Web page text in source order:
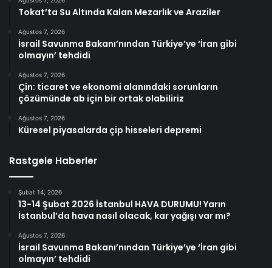
Tokat’ta Su Altında Kalan Mezarlık ve Araziler
Ağustos 7, 2026
İsrail Savunma Bakanı’nından Türkiye’ye ‘İran gibi
olmayın’ tehdidi
Ağustos 7, 2026
Çin: ticaret ve ekonomi alanındaki sorunların
çözümünde ab için bir ortak olabiliriz
Ağustos 7, 2026
Küresel piyasalarda çip hisseleri depremi
Rastgele Haberler
Şubat 14, 2026
13-14 Şubat 2026 İstanbul HAVA DURUMU! Yarın
İstanbul’da hava nasıl olacak, kar yağışı var mı?
Ağustos 7, 2026
İsrail Savunma Bakanı’nından Türkiye’ye ‘İran gibi
olmayın’ tehdidi